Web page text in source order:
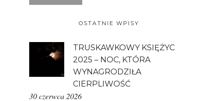
OSTATNIE WPISY
TRUSKAWKOWY KSIĘŻYC
2025 – NOC, KTÓRA
WYNAGRODZIŁA
CIERPLIWOŚĆ
30 czerwca 2026